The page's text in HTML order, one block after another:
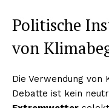
Politische
von
Die Verwendung
Debatte ist kein